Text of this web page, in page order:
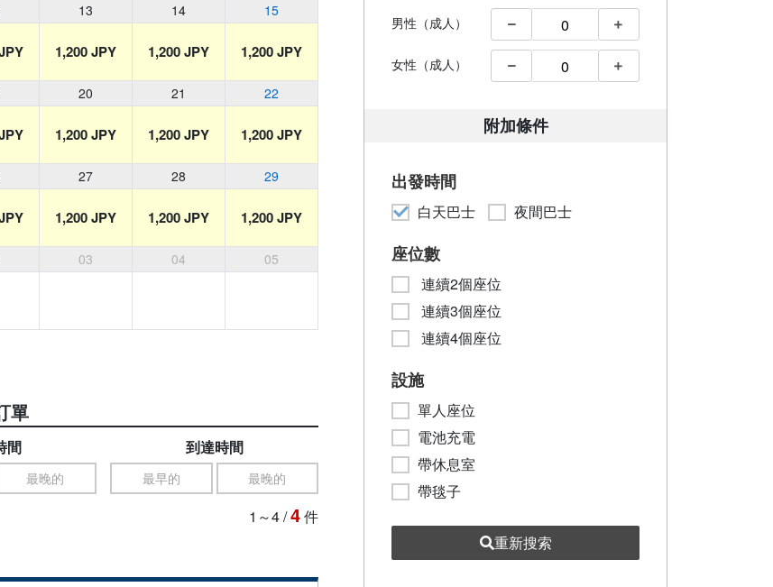
13 14 15
1,200 JPY 1,200 JPY 1,200 JPY
20 21 22
1,200 JPY 1,200 JPY 1,200 JPY
27 28 29
1,200 JPY 1,200 JPY 1,200 JPY
03 04 05
單
間
最晚的
到達時間
最早的 最晚的
1～4/4件
男性（成人）
女性（成人）
附加條件
出發時間
白天巴士 夜間巴士
座位數
連續2個座位
連續3個座位
連續4個座位
設施
單人座位
電池充電
帶休息室
帶毯子
重新搜索